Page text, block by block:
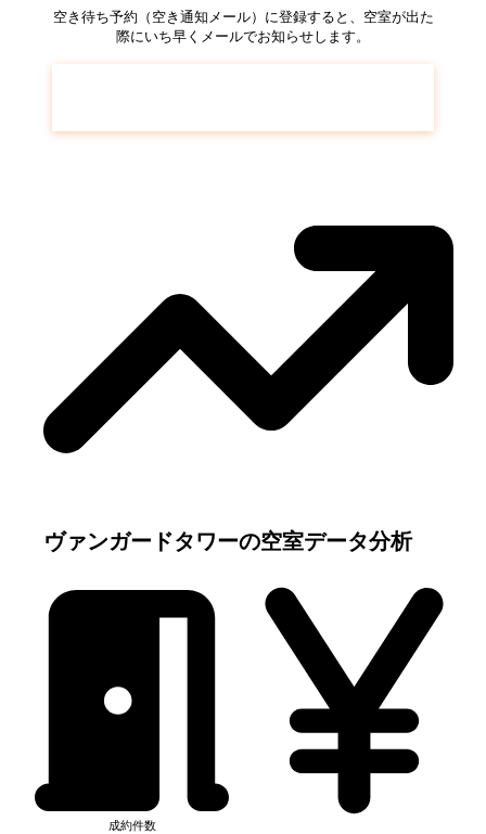
空き待ち予約（空き通知メール）に登録すると、空室が出た
際にいち早くメールでお知らせします。
ヴァンガードタワーの空室データ分析
成約件数